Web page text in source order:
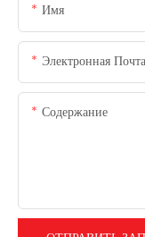
Имя
Электронная Почта
Содержание